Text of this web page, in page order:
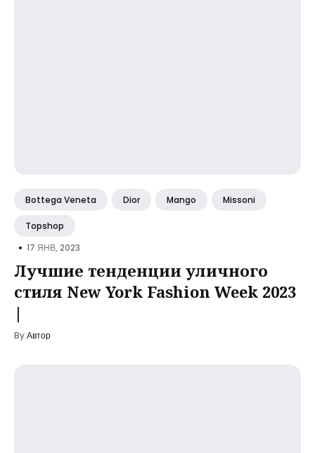
Bottega Veneta Dior Mango Missoni
Topshop
• 17 ЯНВ, 2023
Лучшие тенденции уличного
стиля New York Fashion Week 2023
|
ByАвтор